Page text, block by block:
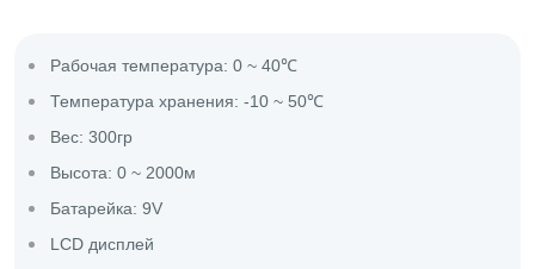
Рабочая температура: 0 ~ 40℃
Температура хранения: -10 ~ 50℃
Вес: 300гр
Высота: 0 ~ 2000м
Батарейка: 9V
LCD дисплей